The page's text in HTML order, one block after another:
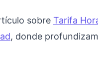
sobre Tarifa
, donde